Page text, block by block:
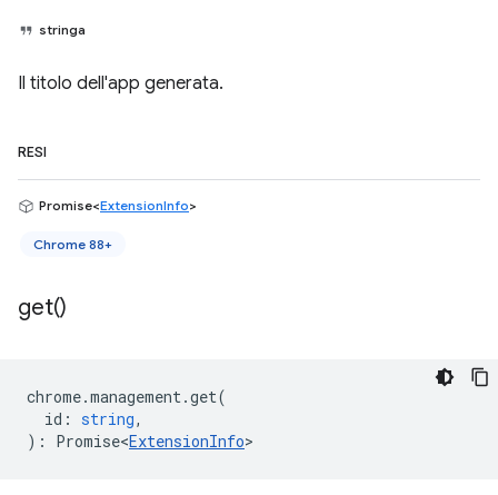
stringa
Il titolo dell'app generata.
RESI
Promise<ExtensionInfo>
Chrome 88+
get()
chrome.management.get(
id : string,
) : Promise<ExtensionInfo>